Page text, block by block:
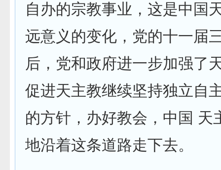
自办的宗教事业，这是中国
远意义的变化，党的十一届
后，党和政府进一步加强了
促进天主教继续坚持独立自
的方针，办好教会，中国 天
地沿着这条道路走下去。